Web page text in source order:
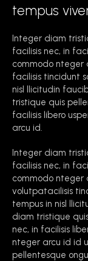
tempus
Integer diam
facilisis nec, in
commodo nteger
facilisis tincidunt
nisl llicitudin
tristique quis
facilisis libero
arcu id.
Integer diam
facilisis nec, in
commodo nteger
volutpatacilisis
tempus in nisl
diam tristique
nec, in facilisis
nteger arcu id id
pellentesque